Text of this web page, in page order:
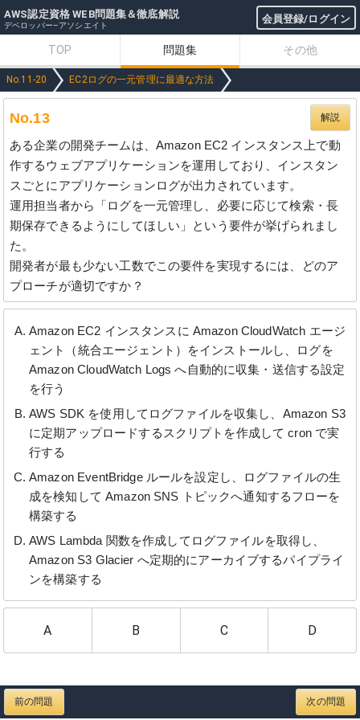
AWS認定資格 WEB問題集＆徹底解説 会員登録/ログイン
デベロッパー–アソシエイト
TOP 問題集 その他
No.11-20 EC2ログの一元管理に最適な方法
No.13 解説
ある企業の開発チームは、Amazon EC2 インスタンス上で動
作するウェブアプリケーションを運用しており、インスタン
スごとにアプリケーションログが出力されています。
運用担当者から「ログを一元管理し、必要に応じて検索・長
期保存できるようにしてほしい」という要件が挙げられまし
た。
開発者が最も少ない工数でこの要件を実現するには、どのア
プローチが適切ですか？
Amazon EC2 インスタンスに Amazon CloudWatch エージ
ェント（統合エージェント）をインストールし、ログを
Amazon CloudWatch Logs へ自動的に収集・送信する設定
を行う
AWS SDK を使用してログファイルを収集し、Amazon S3
に定期アップロードするスクリプトを作成して cron で実
行する
Amazon EventBridge ルールを設定し、ログファイルの生
成を検知して Amazon SNS トピックへ通知するフローを
構築する
AWS Lambda 関数を作成してログファイルを取得し、
Amazon S3 Glacier へ定期的にアーカイブするパイプライ
ンを構築する
A B C D
次の問題
前の問題